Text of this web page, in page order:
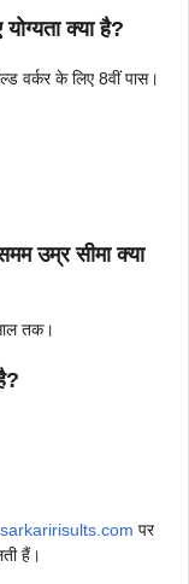
क्या है?
वर्कर के लिए 8वीं पास।
उम्र सीमा क्या
तक।
पर
हैं।